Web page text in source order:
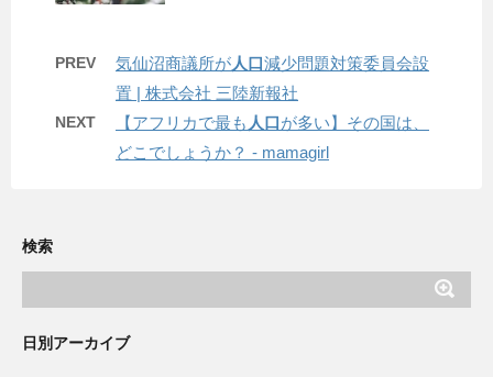
PREV 気仙沼商議所が人口減少問題対策委員会設
置 | 株式会社 三陸新報社
NEXT 【アフリカで最も 人口が多い】その国は、
どこでしょうか？ - mamagirl
検索
日別アーカイブ